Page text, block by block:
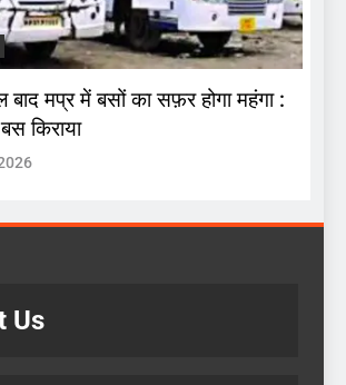
बाद मप्र में बसों का सफ़र होगा महंगा :
किराया
Us